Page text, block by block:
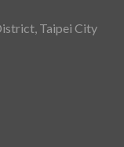
Taipei City